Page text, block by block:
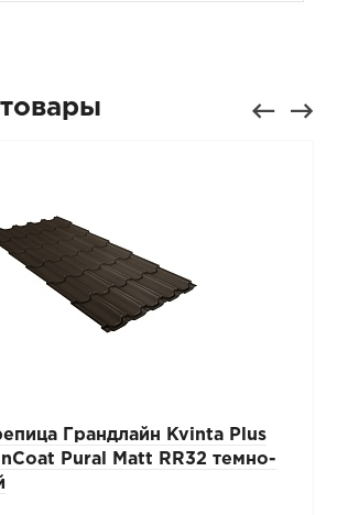
Грандлайн Kvinta Plus
Pural Matt RR32 темно-